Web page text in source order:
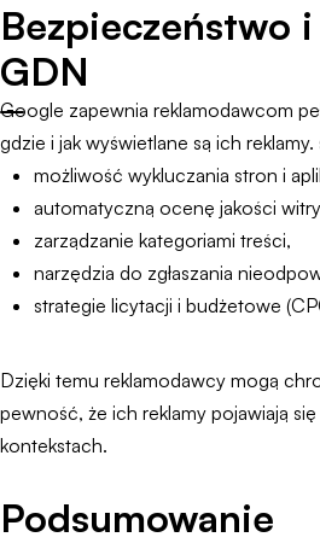
Bezpieczeństwo
GDN
Google zapewnia reklamodawcom
gdzie i jak wyświetlane są ich
możliwość wykluczania stron i
automatyczną ocenę jakości
zarządzanie kategoriami treści,
narzędzia do zgłaszania
strategie licytacji i budżetowe
Dzięki temu reklamodawcy mogą
pewność, że ich reklamy pojawiają
kontekstach.
Podsumowanie